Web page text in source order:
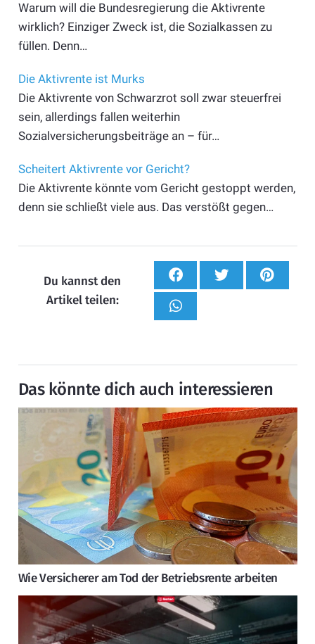
Warum will die Bundesregierung die Aktivrente
wirklich? Einziger Zweck ist, die Sozialkassen zu
füllen. Denn…
Die Aktivrente ist Murks
Die Aktivrente von Schwarzrot soll zwar steuerfrei
sein, allerdings fallen weiterhin
Sozialversicherungsbeiträge an – für…
Scheitert Aktivrente vor Gericht?
Die Aktivrente könnte vom Gericht gestoppt werden,
denn sie schließt viele aus. Das verstößt gegen…
Du kannst den
Artikel teilen:
Das könnte dich auch interessieren
Wie Versicherer am Tod der Betriebsrente arbeiten